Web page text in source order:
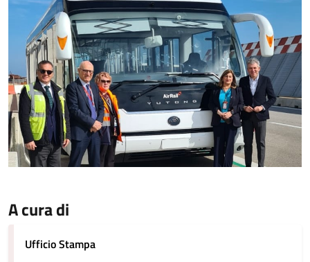
A cura di
Ufficio Stampa